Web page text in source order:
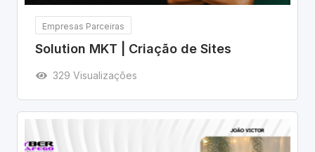
Empresas Parceiras
Solution MKT | Criação de Sites
329 Visualizações